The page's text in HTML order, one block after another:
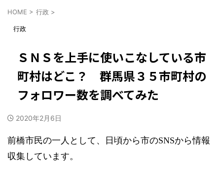
HOME > 行政 >
行政
ＳＮＳを上手に使いこなしている市
町村はどこ？ 群馬県３５市町村の
フォロワー数を調べてみた
2020年2月6日
前橋市民の一人として、日頃から市のSNSから情報
収集しています。